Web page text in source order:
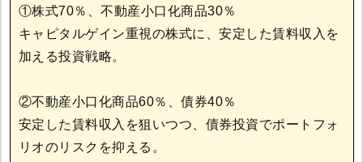
①株式70％、不動産小口化商品30％
キャピタルゲイン重視の株式に、安定した賃料収入を
加える投資戦略。
②不動産小口化商品60％、債券40％
安定した賃料収入を狙いつつ、債券投資でポートフォ
リオのリスクを抑える。